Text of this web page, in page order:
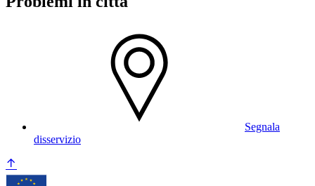
Segnala
disservizio